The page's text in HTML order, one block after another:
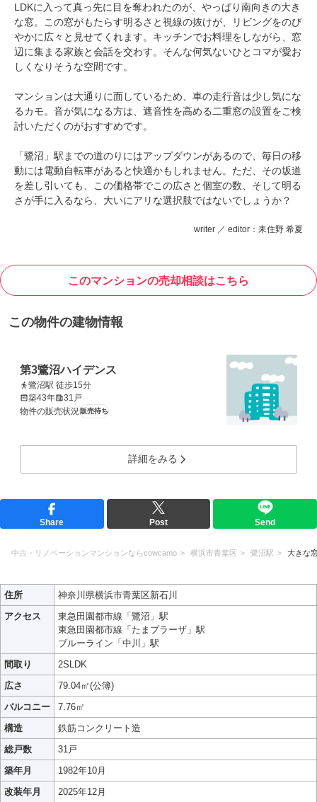
LDKに入って真っ先に目を奪われたのが、やっぱり南向きの大き
な窓。この窓がもたらす明るさと視線の抜けが、リビングをのび
やかに広々と見せてくれます。キッチンでお料理をしながら、窓
辺に集まる家族と会話を交わす。そんな何気ないひとコマが愛お
しくなりそうな空間です。
マンションは大通りに面しているため、車の走行音は少し気にな
るカモ。音が気になる方は、遮音性を高める二重窓の設置をご検
討いただくのがおすすめです。
「鷺沼」駅までの道のりにはアップダウンがあるので、毎日の移
動には電動自転車があると快適かもしれません。ただ、その坂道
を差し引いても、この価格帯でこの広さと個室の数、そして明る
さが手に入るなら、大いにアリな選択肢ではないでしょうか？
writer ／ editor：耒住野 希夏
このマンションの売却相談はこちら
この物件の建物情報
第3鷺沼ハイデンス
鷺沼駅 徒歩15分
築43年
31戸
物件の販売状況 販売待ち
詳細をみる
Share Post Send
中古・リノベーションマンションならcowcamo 横浜市青葉区 鷺沼駅 大きな
住所
神奈川県横浜市青葉区新石川
アクセス
東急田園都市線「鷺沼」駅
東急田園都市線「たまプラーザ」駅
ブルーライン「中川」駅
間取り
2SLDK
広さ
79.04㎡(公簿)
バルコニー
7.76㎡
構造
鉄筋コンクリート造
総戸数
31戸
築年月
1982年10月
改装年月
2025年12月